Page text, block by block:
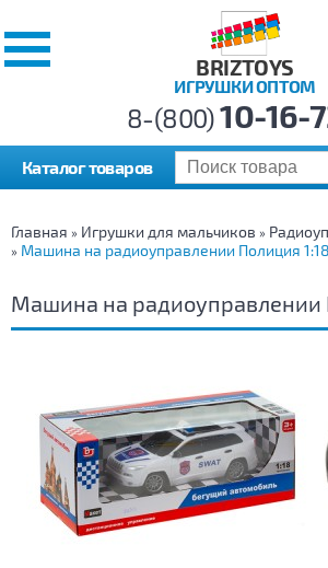
BRIZTOYS
ИГРУШКИ ОПТОМ
8-(800)10-16-
Каталог товаров
Главная » Игрушки для мальчиков »
» Машина на радиоуправлении Полиция 1:18
Машина на радиоуправлении